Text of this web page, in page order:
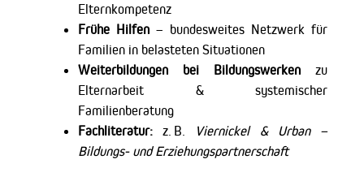
Elternkompetenz
Frühe Hilfen – bundesweites Netzwerk für
Familien in belasteten Situationen
Weiterbildungen bei Bildungswerken zu
Elternarbeit & systemischer
Familienberatung
Fachliteratur: z. B.
Viernickel & Urban –
Bildungs- und Erziehungspartnerschaft